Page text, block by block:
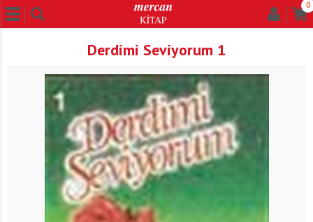
0
Derdimi Seviyorum 1